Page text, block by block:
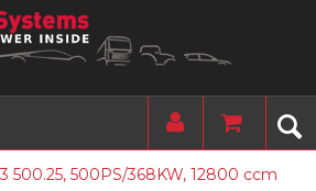
500.25, 500PS/368KW, 12800 ccm